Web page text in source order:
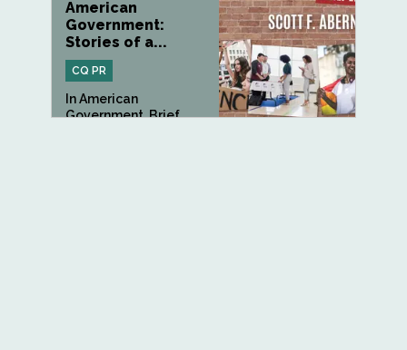
American
Government:
Stories of a...
CQ PR
In American
Government, Brief